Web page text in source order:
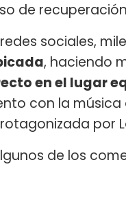
de
redes sociales,
, haciendo
en el lugar
con la música
por
de los